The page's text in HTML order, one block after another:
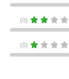
(0)
(0)